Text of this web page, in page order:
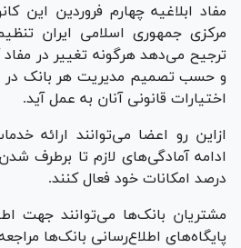
مفاد ابلاغیه چهارم فروردین این
مرکزی جمهوری اسلامی ایران
ترجیح می‌دهد هرگونه تغییر در مفاد
و حسب تصمیم مدیریت هر بانک در
اختیارات قانونی آنان به عمل آید.
ازاین رو اعضا می‌توانند ارائه
درصد امکانات خود فعال کنند.
مشتریان بانک‌ها می‌توانند جهت
پایگاه‌های اطلاع‌رسانی بانک‌ها